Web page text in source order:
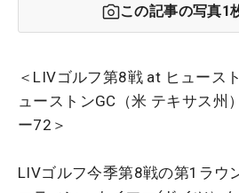
この記事の写真1
＜LIVゴルフ第8戦 at ヒュー
ューストンGC（米 テキサス
ー72＞
LIVゴルフ今季第8戦の第1ラウ